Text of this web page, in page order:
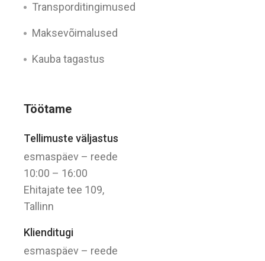
Töötame
Tellimuste väljastus
esmaspäev – reede
10:00 – 16:00
Ehitajate tee 109,
Tallinn
Klienditugi
esmaspäev – reede
Transporditingimused
Maksevõimalused
Kauba tagastus